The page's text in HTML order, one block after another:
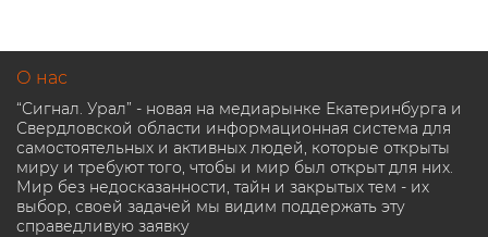
О нас
“Сигнал. Урал” - новая на медиарынке Екатеринбурга и
Свердловской области информационная система для
самостоятельных и активных людей, которые открыты
миру и требуют того, чтобы и мир был открыт для них.
Мир без недосказанности, тайн и закрытых тем - их
выбор, своей задачей мы видим поддержать эту
справедливую заявку